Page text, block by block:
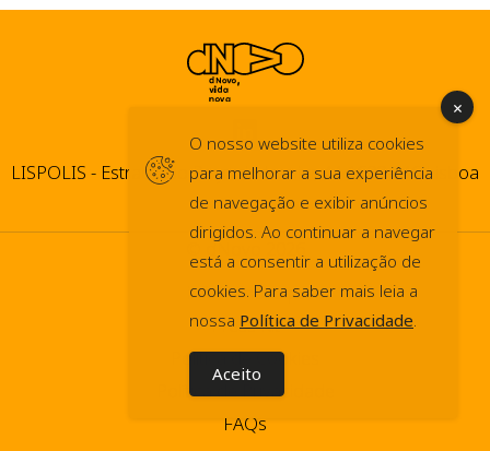
LISPOLIS - Estrada do Paço do Lumiar, 44 1600-546 Lisboa
© dNovo 2026
info@dnovo.pt
Press Kit
Política de Cookies
Política de Privacidade
FAQs
O nosso website utiliza cookies
para melhorar a sua experiência
de navegação e exibir anúncios
dirigidos. Ao continuar a navegar
está a consentir a utilização de
cookies. Para saber mais leia a
nossa Política de Privacidade.
Aceito